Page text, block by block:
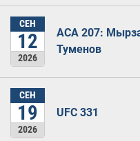
СЕН
12
2026
ACA 207:
Туменов
СЕН
19
2026
UFC 331